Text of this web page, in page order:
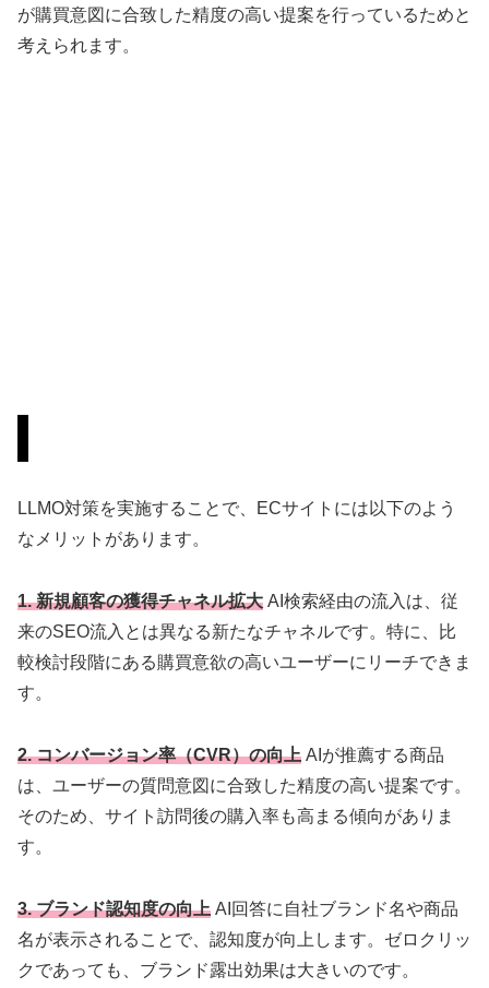
が購買意図に合致した精度の高い提案を行っているためと
考えられます。
LLMO対策を実施することで、ECサイトには以下のよう
なメリットがあります。
1. 新規顧客の獲得チャネル拡大 AI検索経由の流入は、従
来のSEO流入とは異なる新たなチャネルです。特に、比
較検討段階にある購買意欲の高いユーザーにリーチできま
す。
2. コンバージョン率（CVR）の向上 AIが推薦する商品
は、ユーザーの質問意図に合致した精度の高い提案です。
そのため、サイト訪問後の購入率も高まる傾向がありま
す。
3. ブランド認知度の向上 AI回答に自社ブランド名や商品
名が表示されることで、認知度が向上します。ゼロクリッ
クであっても、ブランド露出効果は大きいのです。